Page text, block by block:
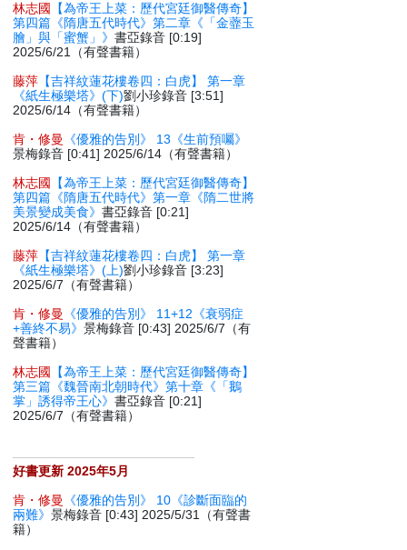
林志國
【為帝王上菜：歷代宮廷御醫傳奇】
第四篇《隋唐五代時代》第二章《「金虀玉
膾」與「蜜蟹」》書亞錄音 [0:19]
2025/6/21（有聲書籍）
藤萍 【吉祥紋蓮花樓卷四：白虎】 第一章
《紙生極樂塔》(下)劉小珍錄音 [3:51]
2025/6/14（有聲書籍）
肯・修曼
《優雅的告別》 13《生前預囑》
景梅錄音 [0:41] 2025/6/14（有聲書籍）
林志國
【為帝王上菜：歷代宮廷御醫傳奇】
第四篇《隋唐五代時代》第一章《隋二世將
美景變成美食》書亞錄音 [0:21]
2025/6/14（有聲書籍）
藤萍 【吉祥紋蓮花樓卷四：白虎】 第一章
《紙生極樂塔》(上)劉小珍錄音 [3:23]
2025/6/7（有聲書籍）
肯・修曼
《優雅的告別》 11+12《衰弱症
+善終不易》景梅錄音 [0:43] 2025/6/7（有
聲書籍）
林志國
【為帝王上菜：歷代宮廷御醫傳奇】
第三篇《魏晉南北朝時代》第十章《「鵝
掌」誘得帝王心》書亞錄音 [0:21]
2025/6/7（有聲書籍）
好書更新 2025年5月
肯・修曼
《優雅的告別》 10《診斷面臨的
兩難》景梅錄音 [0:43] 2025/5/31（有聲書
籍）